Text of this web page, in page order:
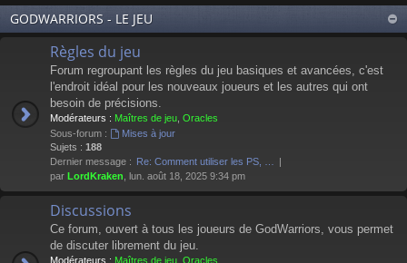
ur
ci
m
s
xi
on
pti
on
GODWARRIORS - LE JEU
Règles du jeu
Forum regroupant les règles du jeu basiques et avancées, c'est
l'endroit idéal pour les nouveaux joueurs et les autres qui ont
besoin de précisions.
Modérateurs : Maîtres de jeu Oracles
Sous-forum :
Mises à jour
Sujets : 188
Dernier message : Re: Comment utiliser les PS, …
par LordKraken , lun. août 18, 2025 9:34 pm
Discussions
Ce forum, ouvert à tous les joueurs de GodWarriors, vous permet
de discuter librement du jeu.
Modérateurs : Maîtres de jeu Oracles